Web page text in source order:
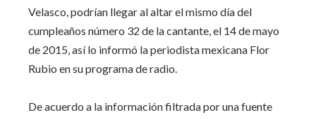
Velasco, podrían llegar al altar el mismo día del
cumpleaños número 32 de la cantante, el 14 de mayo
de 2015, así lo informó la periodista mexicana Flor
Rubio en su programa de radio.
De acuerdo a la información filtrada por una fuente